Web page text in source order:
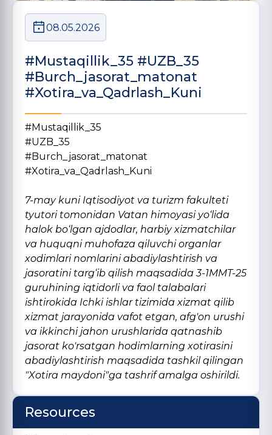
08.05.2026
#Mustaqillik_35 #UZB_35
#Burch_jasorat_matonat
#Xotira_va_Qadrlash_Kuni
#Mustaqillik_35
#UZB_35
#Burch_jasorat_matonat
#Xotira_va_Qadrlash_Kuni
7-may kuni Iqtisodiyot va turizm fakulteti
tyutori tomonidan Vatan himoyasi yo‘lida
halok bo‘lgan ajdodlar, harbiy xizmatchilar
va huquqni muhofaza qiluvchi organlar
xodimlari nomlarini abadiylashtirish va
jasoratini targ‘ib qilish maqsadida 3-1MMT-25
guruhining iqtidorli va faol talabalari
ishtirokida Ichki ishlar tizimida xizmat qilib
xizmat jarayonida vafot etgan, afg'on urushi
va ikkinchi jahon urushlarida qatnashib
jasorat ko'rsatgan hodimlarning xotirasini
abadiylashtirish maqsadida tashkil qilingan
"Xotira maydoni"ga tashrif amalga oshirildi.
Resources